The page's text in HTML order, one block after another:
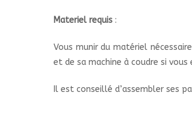
Materiel requis :
Vous munir du matériel
et de sa machine à coudre si vous
Il est conseillé d’assembler ses